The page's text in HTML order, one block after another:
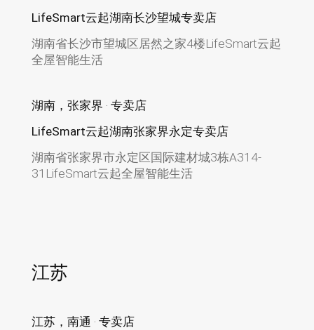
LifeSmart云起湖南长沙望城专卖店
湖南省长沙市望城区居然之家4楼LifeSmart云起
全屋智能生活
湖南，张家界 · 专卖店
LifeSmart云起湖南张家界永定专卖店
湖南省张家界市永定区国际建材城3栋A314-
31LifeSmart云起全屋智能生活
江苏
江苏，南通 · 专卖店